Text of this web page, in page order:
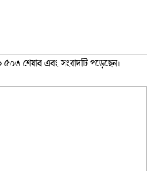
৫০৩ শেয়ার এবং সংবাদটি পড়েছেন।